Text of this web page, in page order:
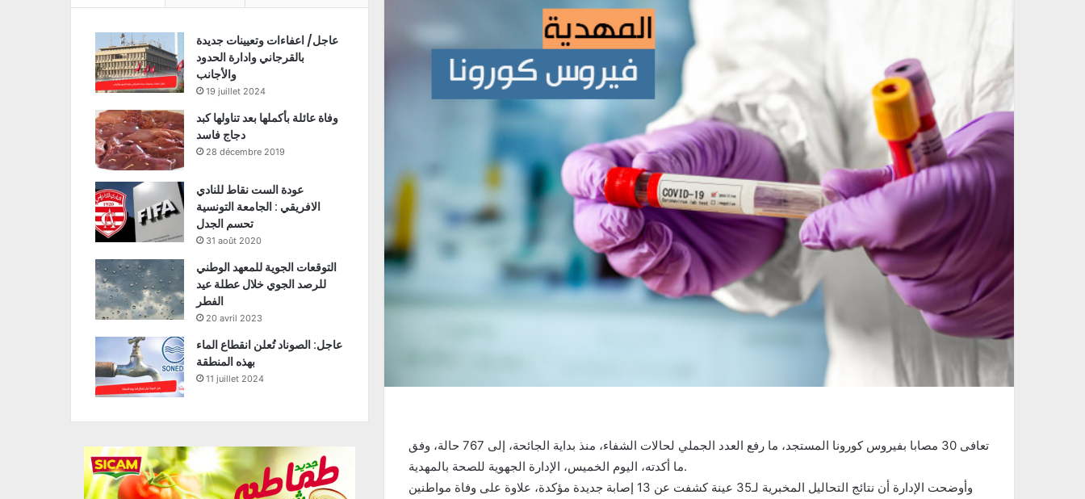
تعافى 30 مصابا بفيروس كورونا المستجد، ما رفع العدد الجملي لحالات الشفاء، منذ بداية الجائحة، إلى 767 حالة، وفق
ما أكدته، اليوم الخميس، الإدارة الجهوية للصحة بالمهدية.
وأوضحت الإدارة أن نتائج التحاليل المخبرية لـ35 عينة كشفت عن 13 إصابة جديدة مؤكدة، علاوة على وفاة مواطنين
عاجل/ اعفاءات وتعيينات جديدة
بالقرجاني وادارة الحدود
والأجانب
19 juillet 2024
وفاة عائلة بأكملها بعد تناولها كبد
دجاج فاسد
28 décembre 2019
عودة الست نقاط للنادي
الافريقي : الجامعة التونسية
تحسم الجدل
31 août 2020
التوقعات الجوية للمعهد الوطني
للرصد الجوي خلال عطلة عيد
الفطر
20 avril 2023
عاجل: الصوناد تُعلن انقطاع الماء
بهذه المنطقة
11 juillet 2024